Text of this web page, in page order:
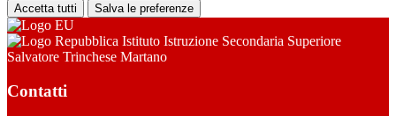
Accetta tutti Salva le preferenze
Istituto Istruzione Secondaria Superiore
Salvatore Trinchese Martano
Contatti